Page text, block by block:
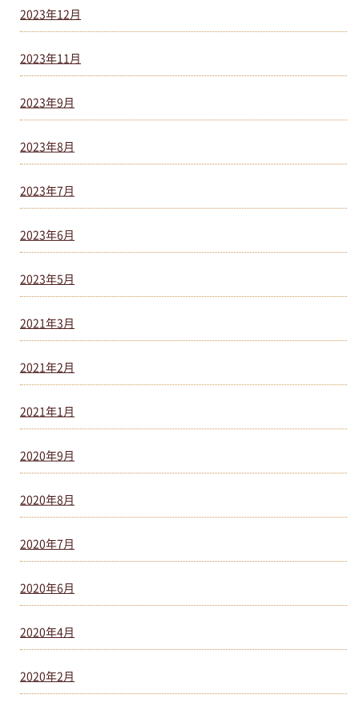
2023年12月
2023年11月
2023年9月
2023年8月
2023年7月
2023年6月
2023年5月
2021年3月
2021年2月
2021年1月
2020年9月
2020年8月
2020年7月
2020年6月
2020年4月
2020年2月